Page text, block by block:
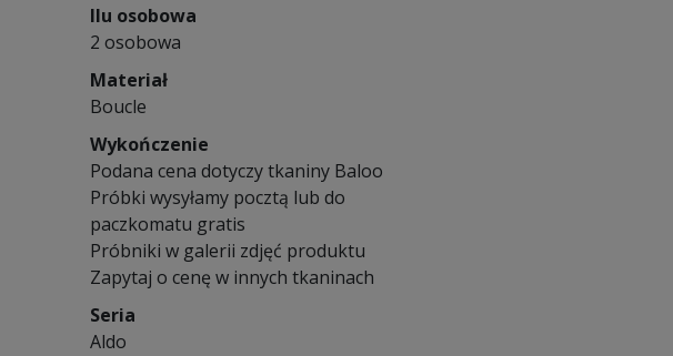
Ilu osobowa
2 osobowa
Materiał
Boucle
Wykończenie
Podana cena dotyczy tkaniny Baloo
Próbki wysyłamy pocztą lub do
paczkomatu gratis
Próbniki w galerii zdjęć produktu
Zapytaj o cenę w innych tkaninach
Seria
Aldo